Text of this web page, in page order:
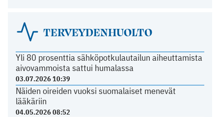
TERVEYDENHUOLTO
Yli 80 prosenttia sähköpotkulautailun aiheuttamista
aivovammoista sattui humalassa
03.07.2026 10:39
Näiden oireiden vuoksi suomalaiset menevät
lääkäriin
04.05.2026 08:52